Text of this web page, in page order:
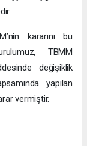
kararını bu
TBMM
değişiklik
yapılan
vermiştir.